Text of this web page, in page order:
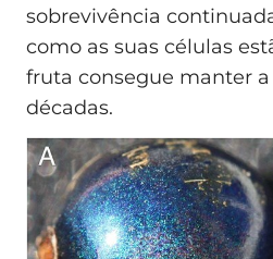
sobrevivência
como as suas células
fruta consegue manter
décadas.